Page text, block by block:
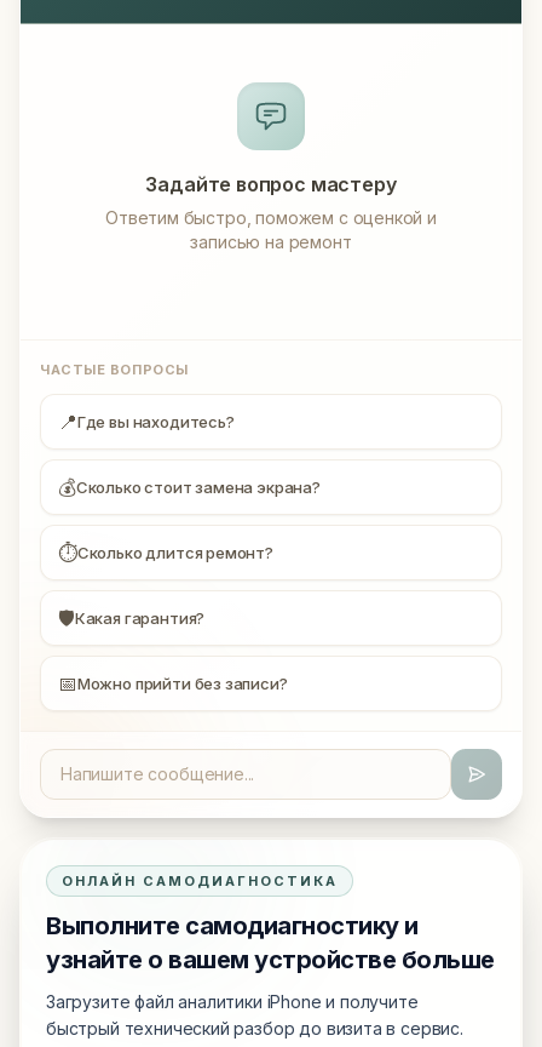
Задайте вопрос мастеру
Ответим быстро, поможем с оценкой и
записью на ремонт
ЧАСТЫЕ ВОПРОСЫ
📍Где вы находитесь?
💰Сколько стоит замена экрана?
⏱Сколько длится ремонт?
🛡Какая гарантия?
📅Можно прийти без записи?
ОНЛАЙН САМОДИАГНОСТИКА
Выполните самодиагностику и
узнайте о вашем устройстве больше
Загрузите файл аналитики iPhone и получите
быстрый технический разбор до визита в сервис.